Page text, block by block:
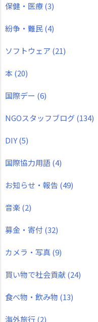
保健・医療(3)
紛争・難民(4)
ソフトウェア (21)
本(20)
国際デー (6)
NGOスタッフブログ(134)
DIY(5)
国際協力用語(4)
お知らせ・報告 (49)
音楽(2)
募金・寄付 (32)
カメラ・写真(9)
買い物で社会貢献 (24)
食べ物・飲み物 (13)
海外旅行(2)